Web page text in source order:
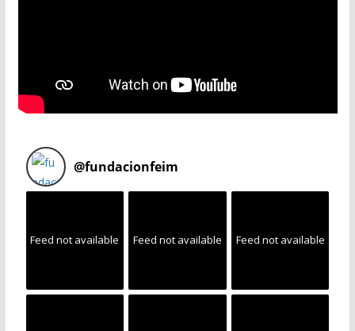
@fundacionfeim
Feed not available Feed not available Feed not available